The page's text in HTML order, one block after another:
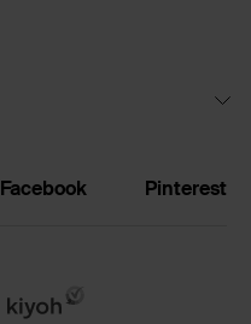
Facebook Pinterest